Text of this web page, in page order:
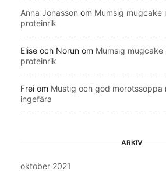
Anna Jonasson om Mumsig mugcake
proteinrik
Elise och Norun om Mumsig
proteinrik
Frei om Mustig och god morotssoppa
ingefära
ARKIV
oktober 2021